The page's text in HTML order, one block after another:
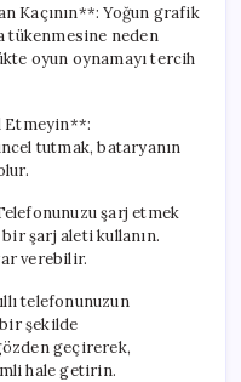
Kaçının**: Yoğun grafik
tükenmesine neden
oyun oynamayı tercih
Etmeyin**:
tutmak, bataryanın
şarj etmek
şarj aleti kullanın.
verebilir.
telefonunuzun
bir şekilde
geçirerek,
hale getirin.